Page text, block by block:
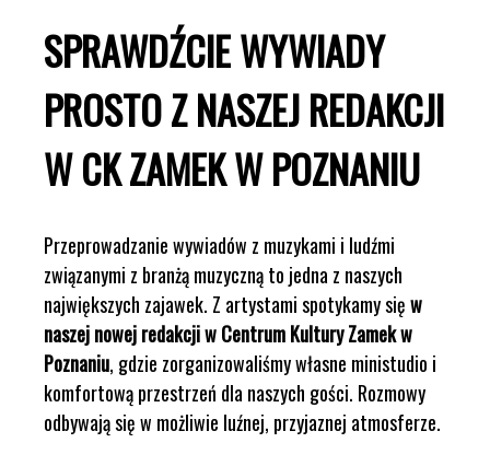
SPRAWDŹCIE WYWIADY
PROSTO Z NASZEJ REDAKCJI
W CK ZAMEK W POZNANIU
Przeprowadzanie wywiadów z muzykami i ludźmi
związanymi z branżą muzyczną to jedna z naszych
największych zajawek. Z artystami spotykamy sięw
naszej nowej redakcji w Centrum Kultury Zamek w
Poznaniu, gdzie zorganizowaliśmy własne ministudio i
komfortową przestrzeń dla naszych gości. Rozmowy
odbywają się w możliwie luźnej, przyjaznej atmosferze.